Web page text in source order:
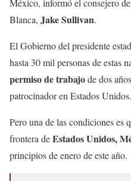
México, informó el consejero
Blanca, Jake Sullivan.
El Gobierno del presidente
hasta 30 mil personas de estas
permiso de trabajode dos
patrocinador en Estados Unidos.
Pero una de las condiciones es
frontera deEstados Unidos,
principios de enero de este año.